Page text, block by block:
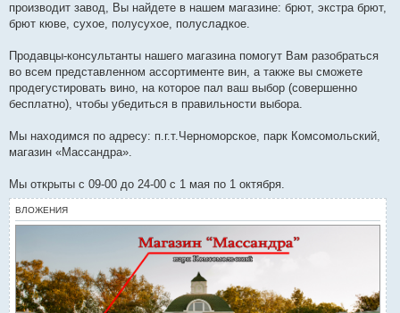
производит завод, Вы найдете в нашем магазине: брют, экстра брют,
брют кюве, сухое, полусухое, полусладкое.
Продавцы-консультанты нашего магазина помогут Вам разобраться
во всем представленном ассортименте вин, а также вы сможете
продегустировать вино, на которое пал ваш выбор (совершенно
бесплатно), чтобы убедиться в правильности выбора.
Мы находимся по адресу: п.г.т.Черноморское, парк Комсомольский,
магазин «Массандра».
Мы открыты с 09-00 до 24-00 с 1 мая по 1 октября.
ВЛОЖЕНИЯ